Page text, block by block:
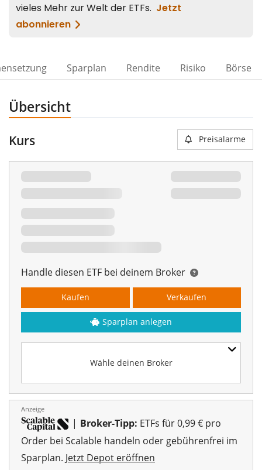
Sparplan Rendite Risiko Börse
Übersicht
Kurs Preisalarme
Handle diesen ETF bei deinem Broker
Wähle deinen Broker
Kaufen Verkaufen
Sparplan anlegen
Anzeige
| Broker-Tipp: ETFs für 0,99 € pro
Order bei Scalable handeln oder gebührenfrei im
Sparplan. Jetzt Depot eröffnen